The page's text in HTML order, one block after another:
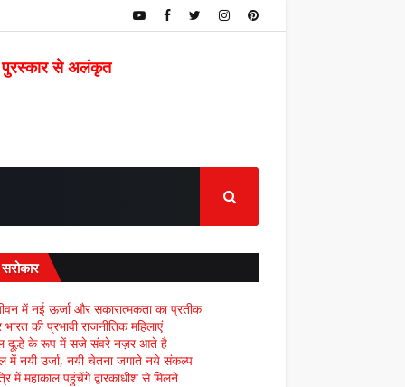
पुरस्कार से अलंकृत
में नई ऊर्जा और सकारात्मकता का प्रतीक
की प्रभावी राजनीतिक महिलाएं
दूल्हे के रूप में सजे संवरे नज़र आते है
में नयी उर्जा, नयी चेतना जगाते नये संकल्प
में महाकाल पहुंचेंगे द्वारकाधीश से मिलने